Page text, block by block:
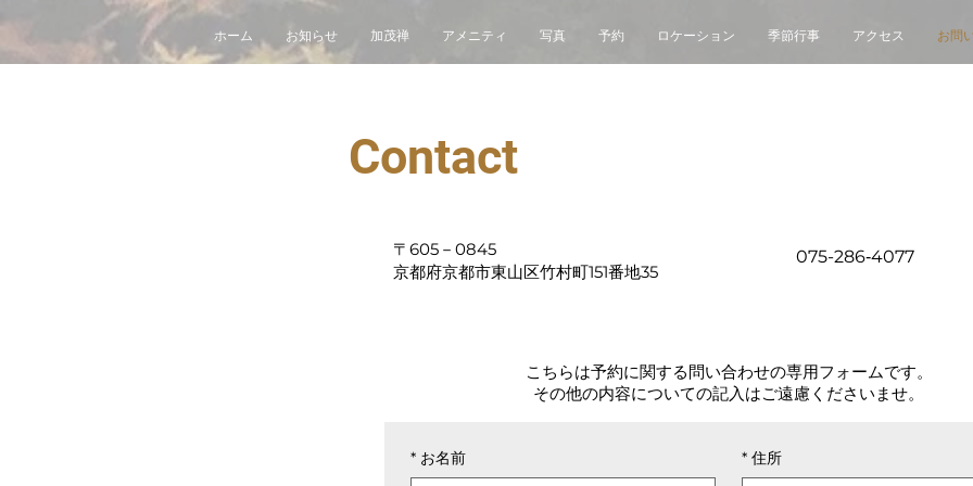
ホーム お知らせ 加茂禅 アメニティ 写真 予約 ロケーション 季節行事 アクセス お問
Contact
〒605－0845
京都府京都市東山区竹村町151番地35
075-286‐4077
​こちらは予約に関する問い合わせの専用フォームです。
​その他の内容についての記入はご遠慮くださいませ。
* お名前 * 住所